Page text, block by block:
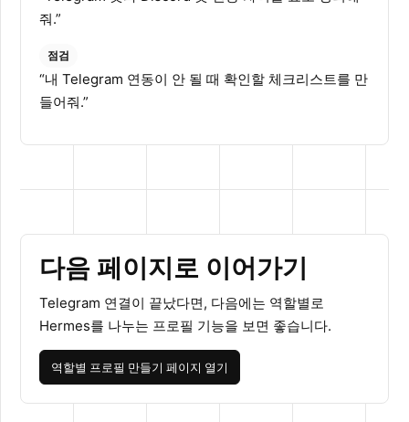
줘.”
점검
“내 Telegram 연동이 안 될 때 확인할 체크리스트를 만
들어줘.”
다음 페이지로 이어가기
Telegram 연결이 끝났다면, 다음에는 역할별로
Hermes를 나누는 프로필 기능을 보면 좋습니다.
역할별 프로필 만들기 페이지 열기